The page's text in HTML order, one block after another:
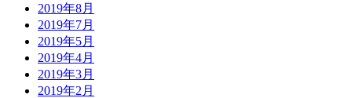
2019年8月
2019年7月
2019年5月
2019年4月
2019年3月
2019年2月